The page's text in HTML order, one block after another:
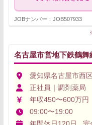
JOBナンバー：JOB507933
名古屋市営地下鉄鶴
愛知県名古屋市西
正社員｜調剤薬局
年収450〜600万円
09:00〜19:00